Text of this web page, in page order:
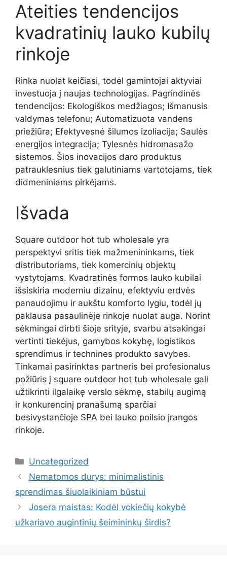
Ateities tendencijos
kvadratinių lauko kubilų
rinkoje
Rinka nuolat keičiasi, todėl gamintojai aktyviai
investuoja į naujas technologijas. Pagrindinės
tendencijos: Ekologiškos medžiagos; Išmanusis
valdymas telefonu; Automatizuota vandens
priežiūra; Efektyvesnė šilumos izoliacija; Saulės
energijos integracija; Tylesnės hidromasažo
sistemos. Šios inovacijos daro produktus
patrauklesnius tiek galutiniams vartotojams, tiek
didmeniniams pirkėjams.
Išvada
Square outdoor hot tub wholesale yra
perspektyvi sritis tiek mažmenininkams, tiek
distributoriams, tiek komercinių objektų
vystytojams. Kvadratinės formos lauko kubilai
išsiskiria moderniu dizainu, efektyviu erdvės
panaudojimu ir aukštu komforto lygiu, todėl jų
paklausa pasaulinėje rinkoje nuolat auga. Norint
sėkmingai dirbti šioje srityje, svarbu atsakingai
vertinti tiekėjus, gamybos kokybę, logistikos
sprendimus ir technines produkto savybes.
Tinkamai pasirinktas partneris bei profesionalus
požiūris į square outdoor hot tub wholesale gali
užtikrinti ilgalaikę verslo sėkmę, stabilų augimą
ir konkurencinį pranašumą sparčiai
besivystančioje SPA bei lauko poilsio įrangos
rinkoje.
Kategorijos
Uncategorized
Nematomos durys: minimalistinis
sprendimas šiuolaikiniam būstui
Josera maistas: Kodėl vokiečių kokybė
užkariavo augintinių šeimininkų širdis?